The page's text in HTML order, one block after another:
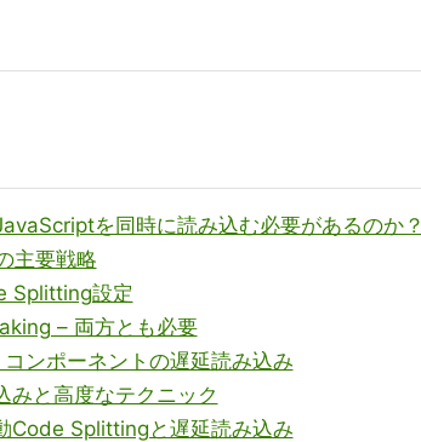
を同時に読み込む必要があるのか？
主要戦略
Splitting設定
– 両方とも必要
ンポーネントの遅延読み込み
みと高度なテクニック
Code Splittingと遅延読み込み